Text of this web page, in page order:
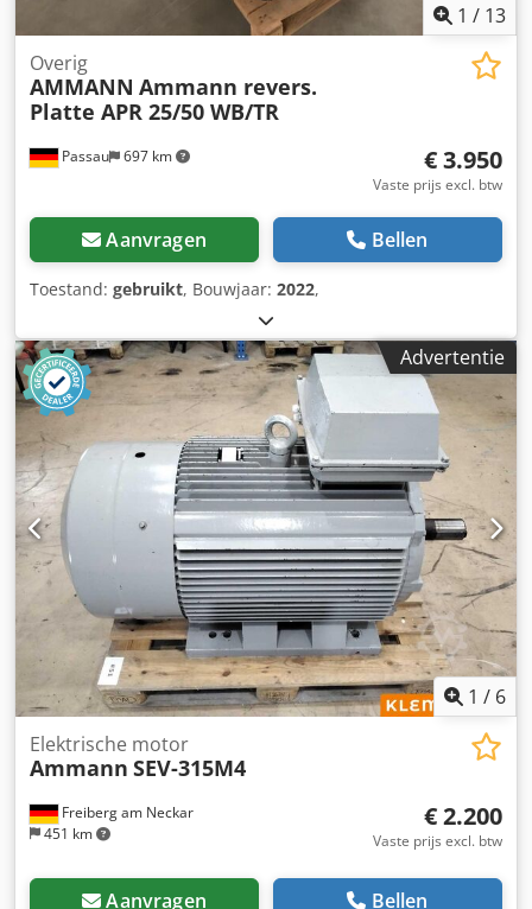
1 / 13
Passau 697 km
Overig
AMMANN Ammann revers.
Platte APR 25/50 WB/TR
€ 3.950
Vaste prijs excl. btw
Aanvragen Bellen
Toestand: gebruikt, Bouwjaar: 2022,
Advertentie
1 / 6
Freiberg am Neckar
451 km
Elektrische motor
Ammann SEV-315M4
€ 2.200
Vaste prijs excl. btw
Aanvragen Bellen